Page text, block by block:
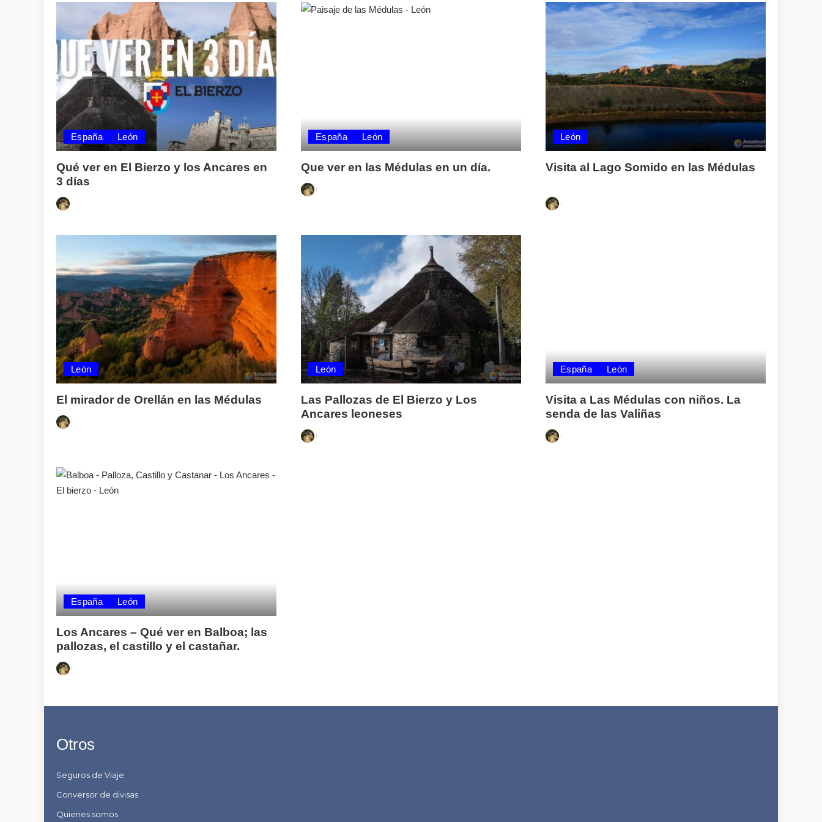
España León
Qué ver en El Bierzo y los Ancares en
3 días
Posted
España León
Que ver en las Médulas en un día.
Posted
León
Visita al Lago Somido en las Médulas
Posted
León
El mirador de Orellán en las Médulas
Posted
León
Las Pallozas de El Bierzo y Los
Ancares leoneses
Posted
España León
Visita a Las Médulas con niños. La
senda de las Valiñas
Posted
España León
Los Ancares – Qué ver en Balboa; las
pallozas, el castillo y el castañar.
Posted
Otros
Seguros de Viaje
Conversor de divisas
Quienes somos